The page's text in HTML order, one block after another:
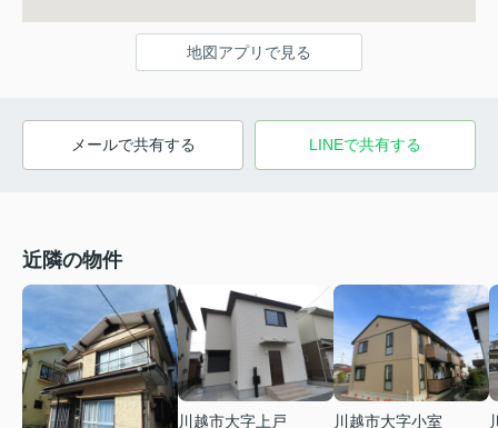
地図アプリで見る
メールで共有する LINEで共有する
近隣の物件
川越市大字上戸
川越市大字小室